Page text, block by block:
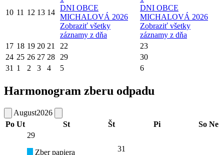
10 11 12 13 14
DNI OBCE
MICHALOVÁ 2026
Zobraziť všetky
záznamy z dňa
DNI OBCE
MICHALOVÁ 2026
Zobraziť všetky
záznamy z dňa
17 18 19 20 21 22
23
24 25 26 27 28 29
30
31 1 2 3 4 5 6
Harmonogram zberu odpadu
August2026
Po Ut St Št Pi So Ne
29
Zber papiera
31